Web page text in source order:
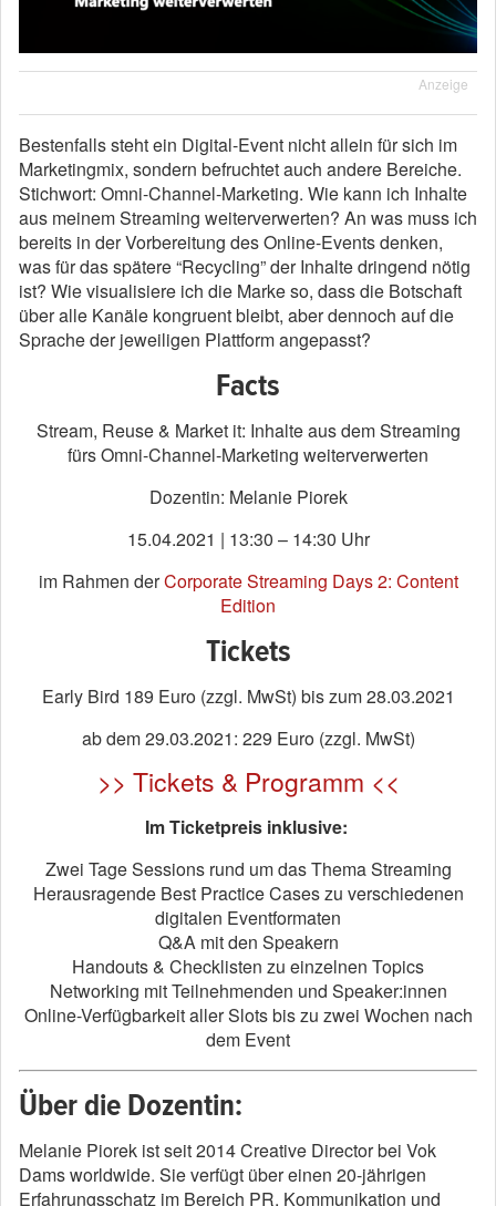
Anzeige
Bestenfalls steht ein Digital-Event nicht allein für sich im
Marketingmix, sondern befruchtet auch andere Bereiche.
Stichwort: Omni-Channel-Marketing. Wie kann ich Inhalte
aus meinem Streaming weiterverwerten? An was muss ich
bereits in der Vorbereitung des Online-Events denken,
was für dasspätere“Recycling”der Inhalte dringend nötig
ist? Wie visualisiere ich die Marke so, dass die Botschaft
über alle Kanäle kongruent bleibt, aber dennoch auf die
Sprache der jeweiligen Plattform angepasst?
Facts
Stream, Reuse& Market it: Inhalte aus dem Streaming
fürsOmni-Channel-Marketing weiterverwerten
Dozentin: Melanie Piorek
15.04.2021 | 13:30 – 14:30 Uhr
im Rahmen derCorporate Streaming Days 2: Content
Edition
Tickets
Early Bird 189 Euro (zzgl. MwSt) bis zum 28.03.2021
ab dem 29.03.2021: 229 Euro (zzgl. MwSt)
>> Tickets & Programm <<
Im Ticketpreis inklusive:
Zwei Tage Sessions rund um das Thema Streaming
Herausragende Best Practice Cases zu verschiedenen
digitalen Eventformaten
Q&A mit den Speakern
Handouts & Checklisten zu einzelnen Topics
Networking mit Teilnehmenden und Speaker:innen
Online-Verfügbarkeit aller Slots bis zu zwei Wochen nach
dem Event
Über die Dozentin:
Melanie Piorek ist seit 2014 Creative Director bei Vok
Dams worldwide. Sie verfügt über einen 20-jährigen
Erfahrungsschatz im Bereich PR, Kommunikation und